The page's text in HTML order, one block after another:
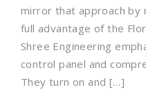
mirror that approach by
full advantage of the
Shree Engineering
control panel and
They turn on and […]